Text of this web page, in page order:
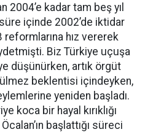
2004’e kadar tam beş yıl
içinde 2002’de iktidar
hız vererek
Biz Türkiye uçuşa
düşünürken, artık örgüt
beklentisi içindeyken,
yeniden başladı.
koca bir hayal kırıklığı
başlattığı süreci